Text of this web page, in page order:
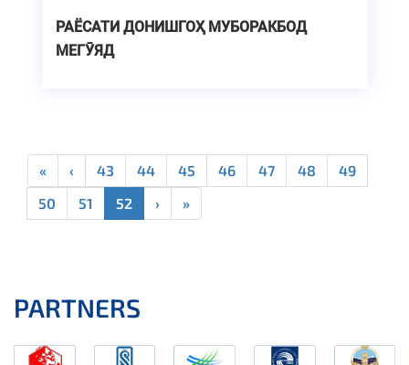
РАЁСАТИ ДОНИШГОҲ МУБОРАКБОД
МЕГӮЯД
« ‹ 43 44 45 46 47 48
49
50
51 52 › »
PARTNERS